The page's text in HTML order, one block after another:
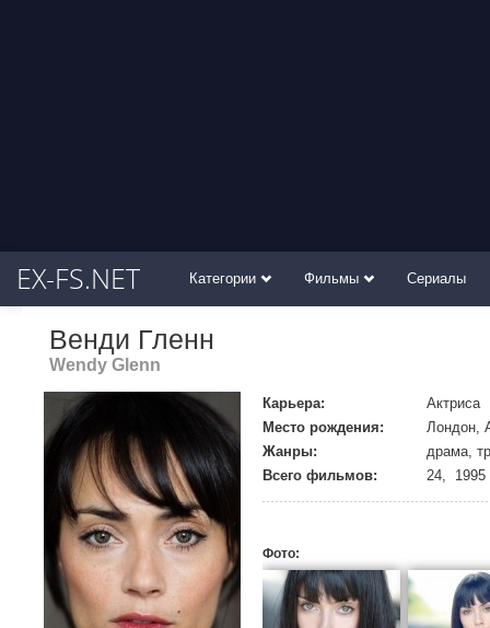
EX-FS.NET Категории Фильмы Сериалы
Венди Гленн
Wendy Glenn
Карьера:
Актриса
Место рождения:
Лондон,
Жанры:
драма,
Всего фильмов:
24, 1995
Фото: